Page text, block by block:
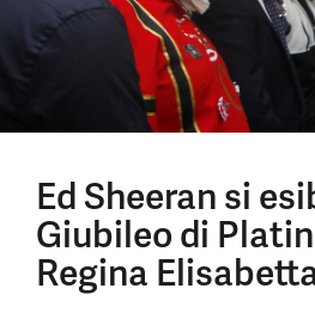
Ed Sheeran si
Giubileo di
Regina